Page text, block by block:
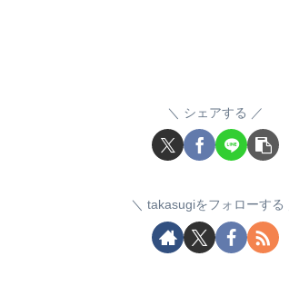
シェアする
takasugiをフォローする